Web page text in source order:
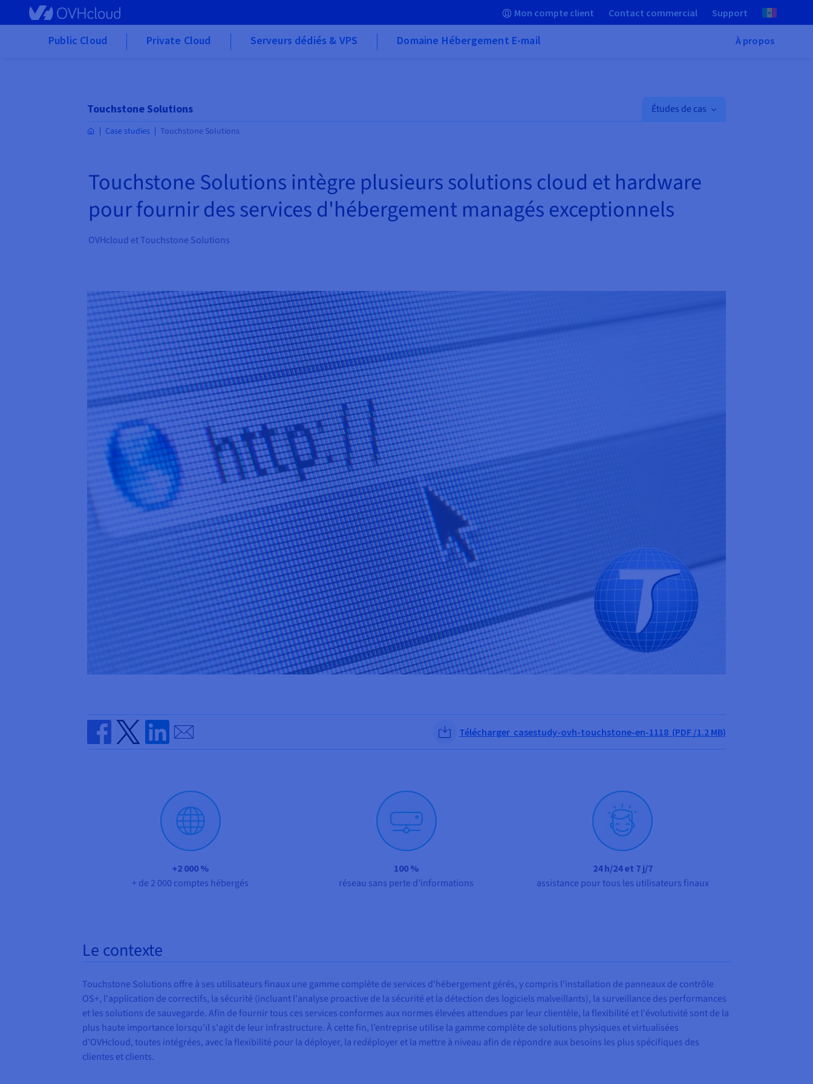
Skip to main content Mon compte client Contact commercial Support
Public Cloud Private Cloud Serveurs dédiés & VPS Domaine Hébergement E-mail À propos
Touchstone Solutions Études de cas
Case studies Touchstone Solutions
Touchstone Solutions intègre plusieurs solutions cloud et hardware
pour fournir des services d'hébergement managés exceptionnels
OVHcloud et Touchstone Solutions
Share on Facebook
Share on Twitter
Share on Linkedin
Send by email Télécharger casestudy-ovh-touchstone-en-1118 (PDF /1.2 MB)
+2 000 %
+ de 2 000 comptes hébergés
100 %
réseau sans perte d’informations
24 h/24 et 7 j/7
assistance pour tous les utilisateurs finaux
Le contexte
Touchstone Solutions offre à ses utilisateurs finaux une gamme complète de services d'hébergement gérés, y compris l'installation de panneaux de contrôle
OS+, l'application de correctifs, la sécurité (incluant l'analyse proactive de la sécurité et la détection des logiciels malveillants), la surveillance des performances
et les solutions de sauvegarde. Afin de fournir tous ces services conformes aux normes élevées attendues par leur clientèle, la flexibilité et l'évolutivité sont de la
plus haute importance lorsqu'il s'agit de leur infrastructure. À cette fin, l’entreprise utilise la gamme complète de solutions physiques et virtualisées
d'OVHcloud, toutes intégrées, avec la flexibilité pour la déployer, la redéployer et la mettre à niveau afin de répondre aux besoins les plus spécifiques des
clientes et clients.